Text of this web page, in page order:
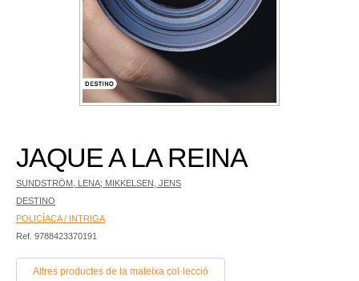
JAQUE A LA REINA
SUNDSTRÖM, LENA; MIKKELSEN, JENS
DESTINO
POLICÍACA / INTRIGA
Ref. 9788423370191
Altres productes de la mateixa col·lecció